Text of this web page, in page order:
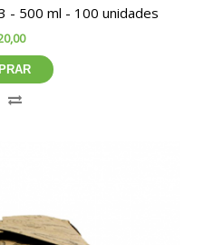
- 500 ml - 100 unidades